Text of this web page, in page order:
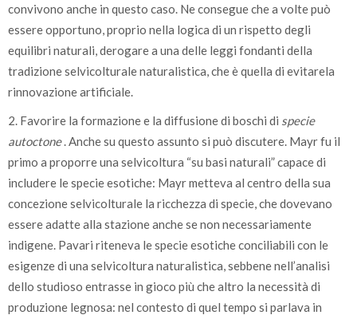
convivono anche in questo caso. Ne consegue che a volte può
essere opportuno, proprio nella logica di un rispetto degli
equilibri naturali, derogare a una delle leggi fondanti della
tradizione selvicolturale naturalistica, che è quella di evitarela
rinnovazione artificiale.
2. Favorire la formazione e la diffusione di boschi di specie
autoctone. Anche su questo assunto si può discutere. Mayr fu il
primo a proporre una selvicoltura “su basi naturali” capace di
includere le specie esotiche: Mayr metteva al centro della sua
concezione selvicolturale la ricchezza di specie, che dovevano
essere adatte alla stazione anche se non necessariamente
indigene. Pavari riteneva le specie esotiche conciliabili con le
esigenze di una selvicoltura naturalistica, sebbene nell’analisi
dello studioso entrasse in gioco più che altro la necessità di
produzione legnosa: nel contesto di quel tempo si parlava in